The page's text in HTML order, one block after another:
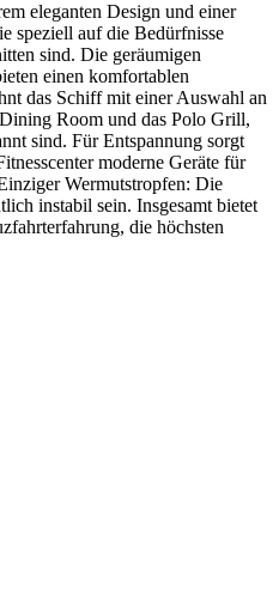
eleganten Design und einer
speziell auf die Bedürfnisse
sind. Die geräumigen
einen komfortablen
das Schiff mit einer Auswahl an
Room und das Polo Grill,
sind. Für Entspannung sorgt
moderne Geräte für
Wermutstropfen: Die
instabil sein. Insgesamt bietet
die höchsten